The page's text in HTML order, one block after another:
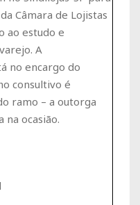
Câmara de Lojistas
ao estudo e
A
no encargo do
consultivo é
ramo – a outorga
na ocasião.